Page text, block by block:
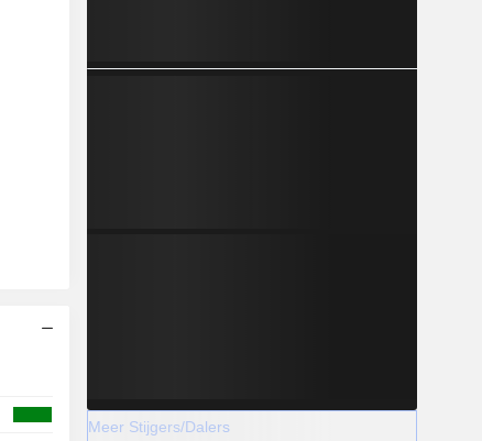
Meer Stijgers/Dalers